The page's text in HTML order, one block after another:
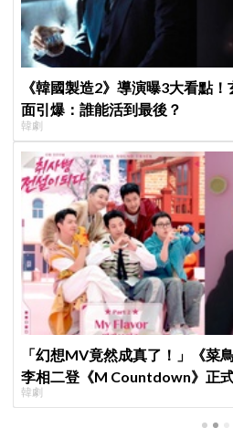
《韓國製造2》導演曝3大看點
面引爆：誰能活到最後？
韓劇
「幻想MV竟然成真了！」《菜
李相二登《M Countdown》正
韓劇